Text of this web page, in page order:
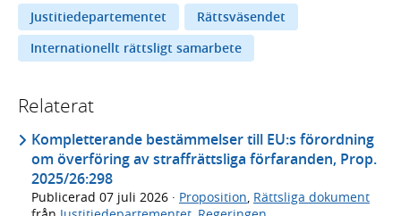
Justitiedepartementet
Rättsväsendet
Internationellt rättsligt samarbete
Relaterat
Kompletterande bestämmelser till EU:s förordning
om överföring av straffrättsliga förfaranden, Prop.
2025/26:298
Publicerad 07 juli 2026 · Proposition, Rättsliga dokument